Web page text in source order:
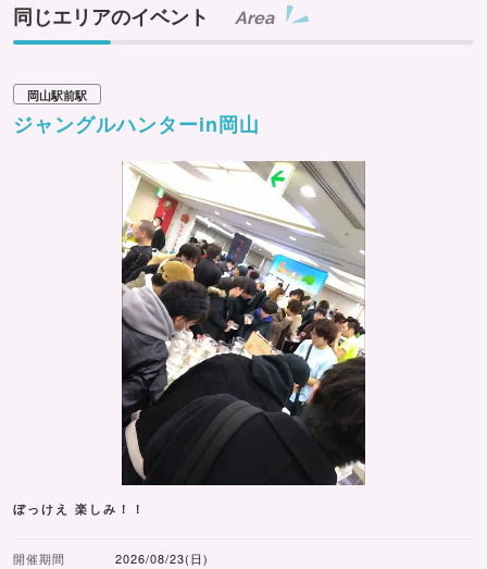
同じエリアのイベント Area
岡山駅前駅
ジャングルハンターin岡山
ぼっけえ 楽しみ！！
開催期間 2026/08/23(日)